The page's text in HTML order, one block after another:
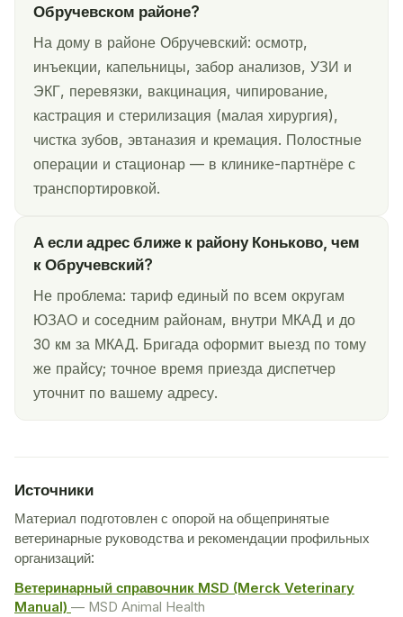
Обручевском районе?
На дому в районе Обручевский: осмотр,
инъекции, капельницы, забор анализов, УЗИ и
ЭКГ, перевязки, вакцинация, чипирование,
кастрация и стерилизация (малая хирургия),
чистка зубов, эвтаназия и кремация. Полостные
операции и стационар — в клинике-партнёре с
транспортировкой.
А если адрес ближе к району Коньково, чем
к Обручевский?
Не проблема: тариф единый по всем округам
ЮЗАО и соседним районам, внутри МКАД и до
30 км за МКАД. Бригада оформит выезд по тому
же прайсу; точное время приезда диспетчер
уточнит по вашему адресу.
Источники
Материал подготовлен с опорой на общепринятые
ветеринарные руководства и рекомендации профильных
организаций:
Ветеринарный справочник MSD (Merck Veterinary
Manual) — MSD Animal Health